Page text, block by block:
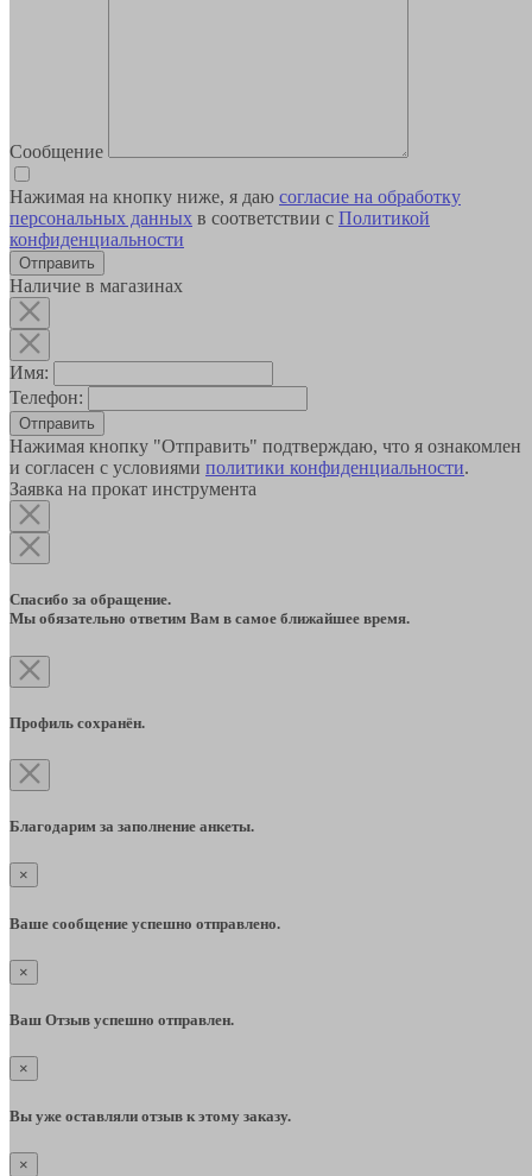
Сообщение
Нажимая на кнопку ниже, я даю согласие на обработку
персональных данных в соответствии с Политикой
конфиденциальности
Наличие в магазинах
Имя:
Телефон:
Отправить
Нажимая кнопку "Отправить" подтверждаю, что я ознакомлен
и согласен с условиями политики конфиденциальности.
Заявка на прокат инструмента
Спасибо за обращение.
Мы обязательно ответим Вам в самое ближайшее время.
Профиль сохранён.
Благодарим за заполнение анкеты.
×
Ваше сообщение успешно отправлено.
×
Ваш Отзыв успешно отправлен.
×
Вы уже оставляли отзыв к этому заказу.
×